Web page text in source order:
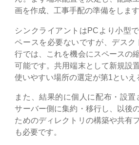
画を作成、工事手配の準備をします
シンクライアントはPCより小型
ペースを必要ないですが、デスク
行では、これを機会にスペースの
可能です。共用端末として新規設
使いやすい場所の選定が第1といえ
また、結果的に個人に配布・設置
サーバー側に集約・移行し、以後
ためのディレクトリの構築や共有
も必要です。